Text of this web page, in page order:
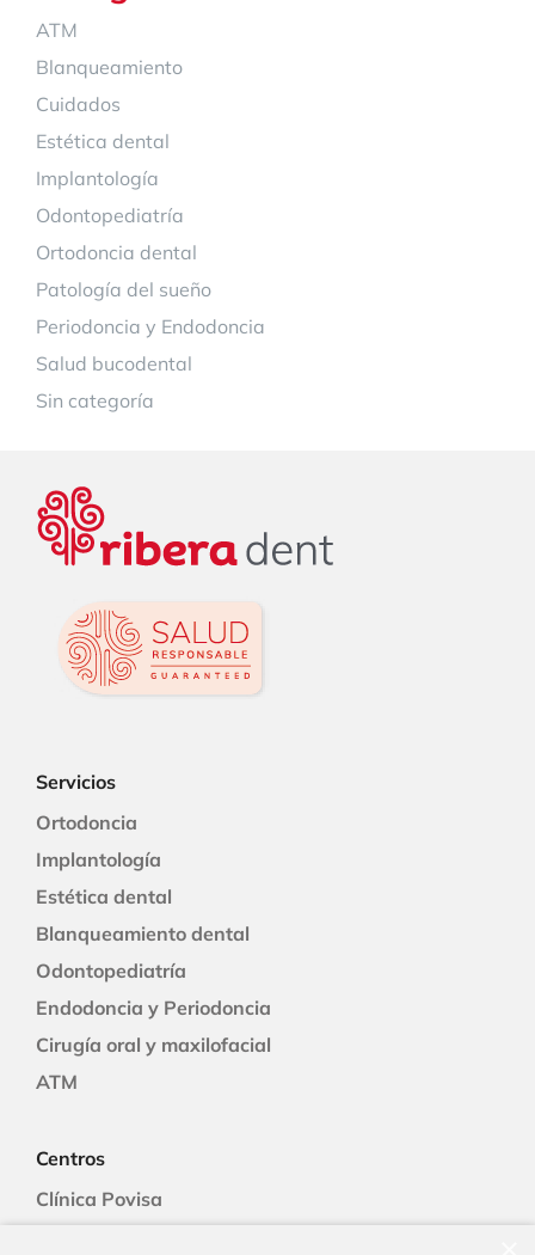
ATM
Blanqueamiento
Cuidados
Estética dental
Implantología
Odontopediatría
Ortodoncia dental
Patología del sueño
Periodoncia y Endodoncia
Salud bucodental
Sin categoría
Servicios
Ortodoncia
Implantología
Estética dental
Blanqueamiento dental
Odontopediatría
Endodoncia y Periodoncia
Cirugía oral y maxilofacial
ATM
Centros
Clínica Povisa